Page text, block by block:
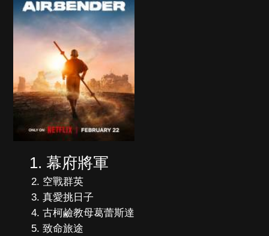
幕府將軍
空戰群英
真愛挑日子
古柯鹼教母葛蕾斯達
致命旅途